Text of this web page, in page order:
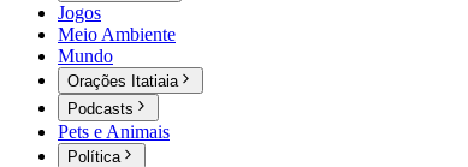
Jogos
Meio Ambiente
Mundo
Orações Itatiaia
Podcasts
Pets e Animais
Política